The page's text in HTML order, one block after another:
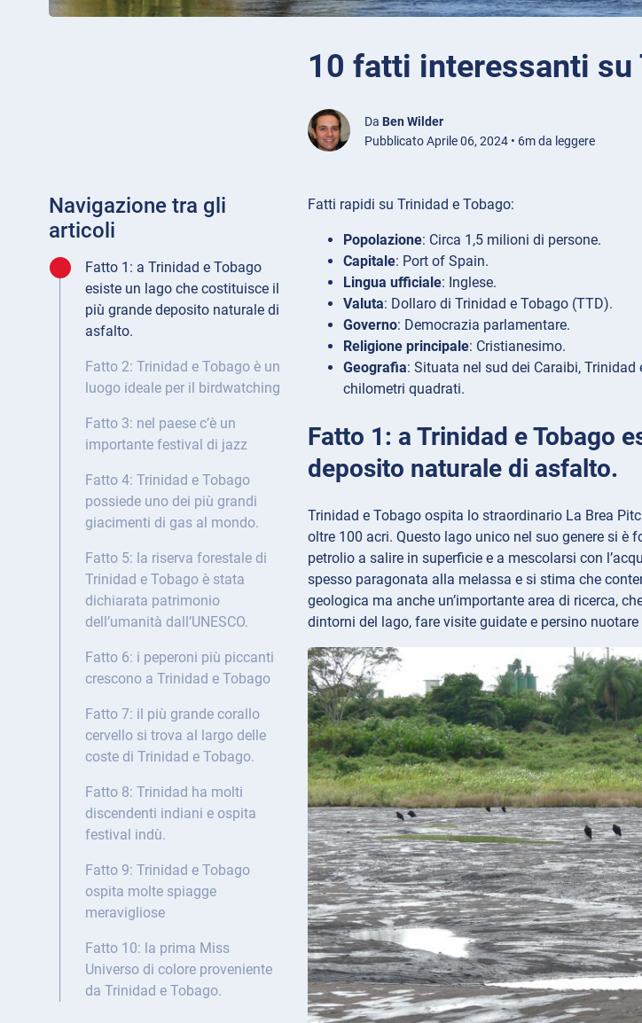
10 fatti interessanti su
Da Ben Wilder
Pubblicato Aprile 06, 2024 • 6m da leggere
Navigazione tra gli
articoli
Fatto 1: a Trinidad e Tobago
esiste un lago che costituisce il
più grande deposito naturale di
asfalto.
Fatto 2: Trinidad e Tobago è un
luogo ideale per il birdwatching
Fatto 3: nel paese c’è un
importante festival di jazz
Fatto 4: Trinidad e Tobago
possiede uno dei più grandi
giacimenti di gas al mondo.
Fatto 5: la riserva forestale di
Trinidad e Tobago è stata
dichiarata patrimonio
dell’umanità dall’UNESCO.
Fatto 6: i peperoni più piccanti
crescono a Trinidad e Tobago
Fatto 7: il più grande corallo
cervello si trova al largo delle
coste di Trinidad e Tobago.
Fatto 8: Trinidad ha molti
discendenti indiani e ospita
festival indù.
Fatto 9: Trinidad e Tobago
ospita molte spiagge
meravigliose
Fatto 10: la prima Miss
Universo di colore proveniente
da Trinidad e Tobago.
Fatti rapidi su Trinidad e Tobago:
Popolazione: Circa 1,5 milioni di persone.
Capitale: Port of Spain.
Lingua ufficiale: Inglese.
Valuta: Dollaro di Trinidad e Tobago (TTD).
Governo: Democrazia parlamentare.
Religione principale: Cristianesimo.
Geografia: Situata nel sud dei Caraibi,
chilometri quadrati.
Fatto 1: a Trinidad e Tobago
deposito naturale di asfalto.
Trinidad e Tobago ospita lo straordinario La Brea
oltre 100 acri. Questo lago unico nel suo genere si
petrolio a salire in superficie e a mescolarsi con
spesso paragonata alla melassa e si stima che
geologica ma anche un’importante area di ricerca,
dintorni del lago, fare visite guidate e persino